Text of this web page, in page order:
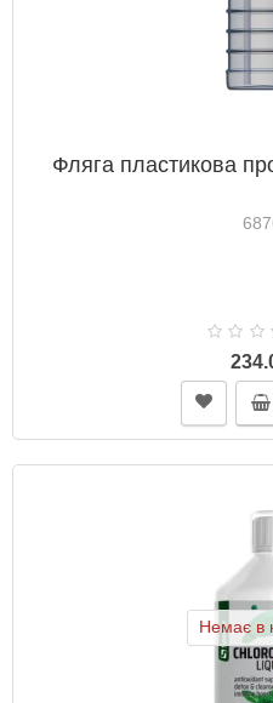
Фляга пластикова
Немає в